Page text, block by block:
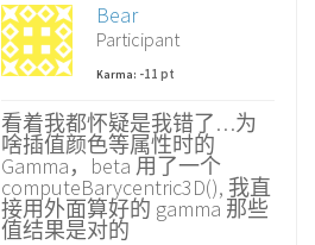
Bear
Participant
Karma: -11 pt
看着我都怀疑是我错了…为
啥插值颜色等属性时的
Gamma，beta 用了一个
computeBarycentric3D(), 我直
接用外面算好的 gamma 那些
值结果是对的